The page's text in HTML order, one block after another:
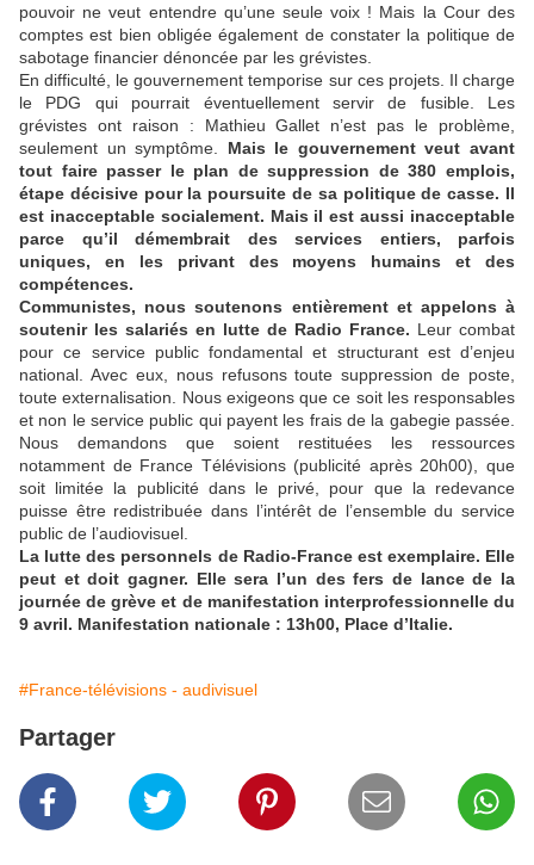
pouvoir ne veut entendre qu’une seule voix ! Mais la Cour des
comptes est bien obligée également de constater la politique de
sabotage financier dénoncée par les grévistes.
En difficulté, le gouvernement temporise sur ces projets. Il charge
le PDG qui pourrait éventuellement servir de fusible. Les
grévistes ont raison : Mathieu Gallet n’est pas le problème,
seulement un symptôme. Mais le gouvernement veut avant
tout faire passer le plan de suppression de 380 emplois,
étape décisive pour la poursuite de sa politique de casse. Il
est inacceptable socialement. Mais il est aussi inacceptable
parce qu’il démembrait des services entiers, parfois
uniques, en les privant des moyens humains et des
compétences.
Communistes, nous soutenons entièrement et appelons à
soutenir les salariés en lutte de Radio France. Leur combat
pour ce service public fondamental et structurant est d’enjeu
national. Avec eux, nous refusons toute suppression de poste,
toute externalisation. Nous exigeons que ce soit les responsables
et non le service public qui payent les frais de la gabegie passée.
Nous demandons que soient restituées les ressources
notamment de France Télévisions (publicité après 20h00), que
soit limitée la publicité dans le privé, pour que la redevance
puisse être redistribuée dans l’intérêt de l’ensemble du service
public de l’audiovisuel.
La lutte des personnels de Radio-France est exemplaire. Elle
peut et doit gagner. Elle sera l’un des fers de lance de la
journée de grève et de manifestation interprofessionnelle du
9 avril. Manifestation nationale : 13h00, Place d’Italie.
#France-télévisions - audivisuel
Partager